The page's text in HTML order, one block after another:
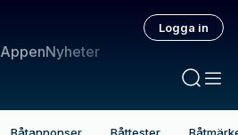
AppenNyheter
Logga in